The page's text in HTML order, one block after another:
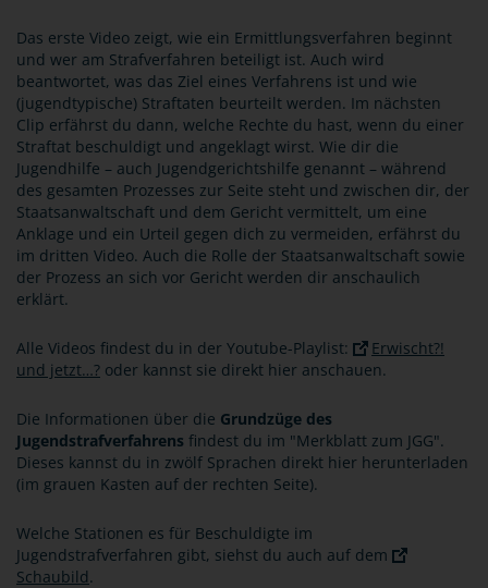
Das erste Video zeigt, wie ein Ermittlungsverfahren beginnt
und wer am Strafverfahren beteiligt ist. Auch wird
beantwortet, was das Ziel eines Verfahrens ist und wie
(jugendtypische) Straftaten beurteilt werden. Im nächsten
Clip erfährst du dann, welche Rechte du hast, wenn du einer
Straftat beschuldigt und angeklagt wirst. Wie dir die
Jugendhilfe – auch Jugendgerichtshilfe genannt – während
des gesamten Prozesses zur Seite steht und zwischen dir, der
Staatsanwaltschaft und dem Gericht vermittelt, um eine
Anklage und ein Urteil gegen dich zu vermeiden, erfährst du
im dritten Video. Auch die Rolle der Staatsanwaltschaft sowie
der Prozess an sich vor Gericht werden dir anschaulich
erklärt.
Alle Videos findest du in der Youtube-Playlist:
Erwischt?!
und jetzt…? oder kannst sie direkt hier anschauen.
Die Informationen über die Grundzüge des
Jugendstrafverfahrens findest du im "Merkblatt zum JGG".
Dieses kannst du in zwölf Sprachen direkt hier herunterladen
(im grauen Kasten auf der rechten Seite).
Welche Stationen es für Beschuldigte im
Jugendstrafverfahren gibt, siehst du auch auf dem
Schaubild.